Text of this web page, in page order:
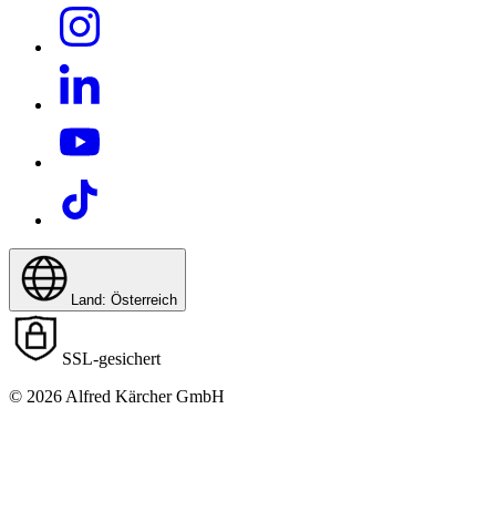
Land: Österreich
SSL-gesichert
© 2026 Alfred Kärcher GmbH